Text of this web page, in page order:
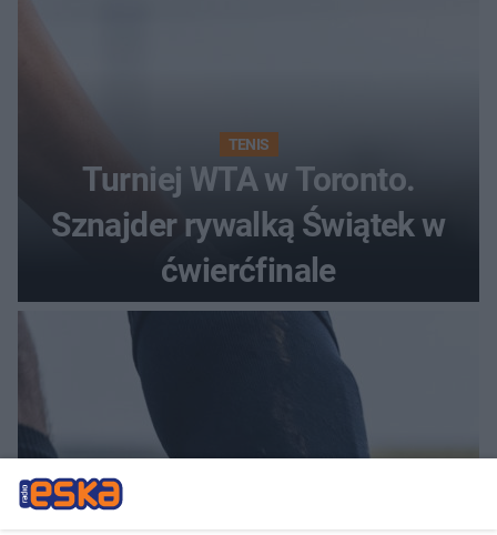
TENIS
Turniej WTA w Toronto.
Sznajder rywalką Świątek w
ćwierćfinale